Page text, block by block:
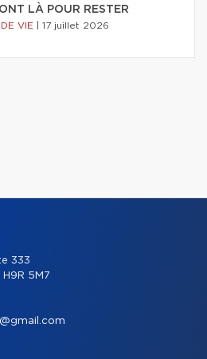
LÀ POUR RESTER
VIE 17 juillet 2026
333
5M7